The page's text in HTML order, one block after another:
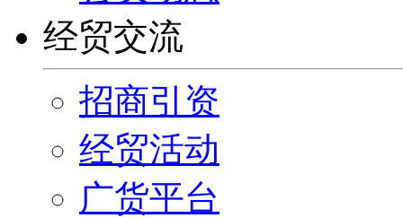
经贸交流
招商引资
经贸活动
广货平台